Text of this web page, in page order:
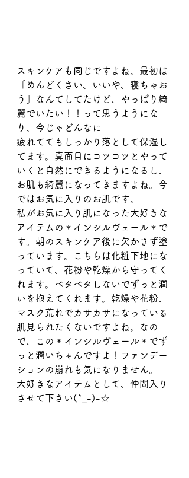
スキンケアも同じですよね。最初は
「めんどくさい、いいや、寝ちゃお
う」なんてしてたけど、やっぱり綺
麗でいたい！！って思うようにな
り、今じゃどんなに
疲れててもしっかり落として保湿し
てます。真面目にコツコツとやって
いくと自然にできるようになるし、
お肌も綺麗になってきますよね。今
ではお気に入りのお肌です。
私がお気に入り肌になった大好きな
アイテムの＊インシルヴェール＊で
す。朝のスキンケア後に欠かさず塗
っています。こちらは化粧下地にな
っていて、花粉や乾燥から守ってく
れます。ベタベタしないでずっと潤
いを抱えてくれます。乾燥や花粉、
マスク荒れでカサカサになっている
肌見られたくないですよね。なの
で、この＊インシルヴェール＊でず
っと潤いちゃんですよ！ファンデー
ションの崩れも気になりません。
大好きなアイテムとして、仲間入り
させて下さい(^_-)-☆